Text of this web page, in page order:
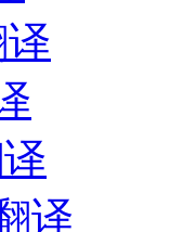
译